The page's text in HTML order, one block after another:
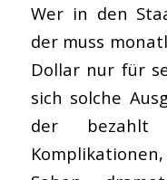
Wer in den
der muss
Dollar nur für
sich solche
der bezahlt